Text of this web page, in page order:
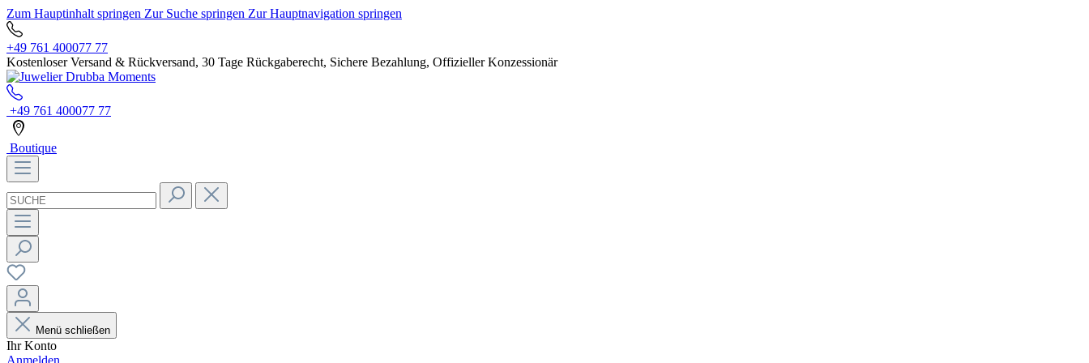
Zum Hauptinhalt springen Zur Suche springen Zur Hauptnavigation springen
+49 761 400077 77
Kostenloser Versand & Rückversand, 30 Tage Rückgaberecht, Sichere Bezahlung, Offizieller Konzessionär
+49 761 400077 77
Boutique
Menü schließen
Ihr Konto
Anmelden